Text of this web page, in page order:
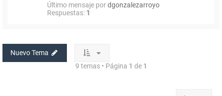
Último mensaje pordgonzalezarroyo
Respuestas: 1
Nuevo Tema
9 temas • Página 1 de 1